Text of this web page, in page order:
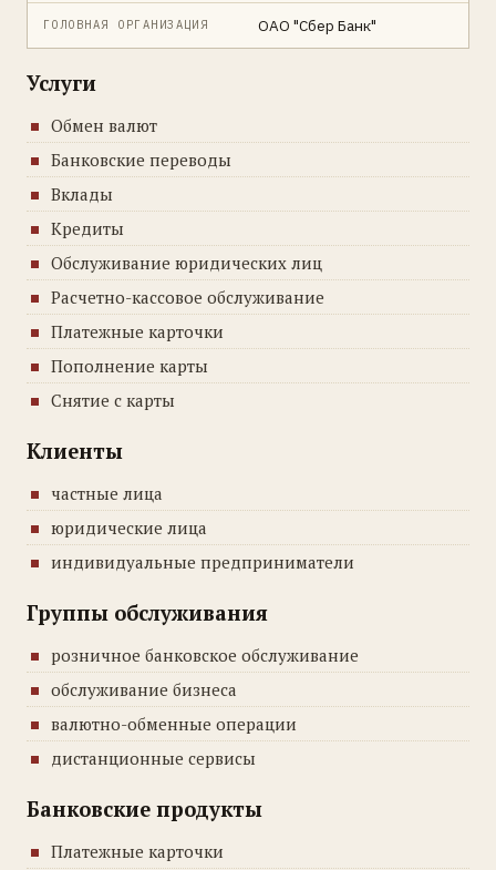
ГОЛОВНАЯ ОРГАНИЗАЦИЯ ОАО "Сбер Банк"
Услуги
Обмен валют
Банковские переводы
Вклады
Кредиты
Обслуживание юридических лиц
Расчетно-кассовое обслуживание
Платежные карточки
Пополнение карты
Снятие с карты
Клиенты
частные лица
юридические лица
индивидуальные предприниматели
Группы обслуживания
розничное банковское обслуживание
обслуживание бизнеса
валютно-обменные операции
дистанционные сервисы
Банковские продукты
Платежные карточки